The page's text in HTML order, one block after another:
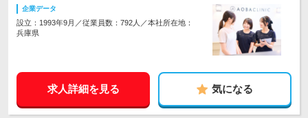
企業データ
設立：1993年9月／従業員数：792人／本社所在地：
兵庫県
求人詳細を見る 気になる